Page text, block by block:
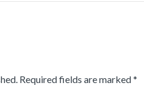
Required fields are marked*